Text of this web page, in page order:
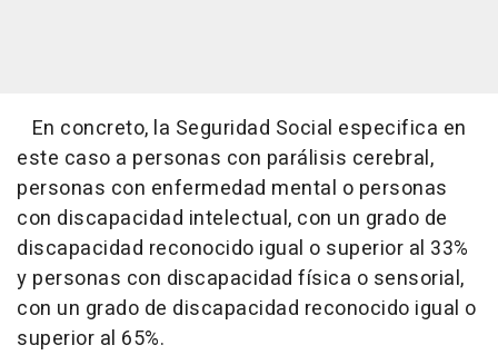
En concreto, la Seguridad Social especifica en
este caso a personas con parálisis cerebral,
personas con enfermedad mental o personas
con discapacidad intelectual, con un grado de
discapacidad reconocido igual o superior al 33%
y personas con discapacidad física o sensorial,
con un grado de discapacidad reconocido igual o
superior al 65%.